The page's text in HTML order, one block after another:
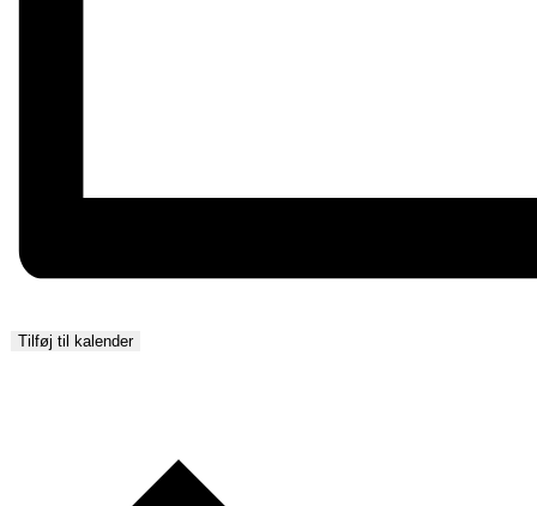
Tilføj til kalender